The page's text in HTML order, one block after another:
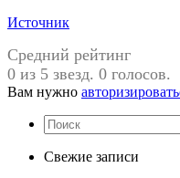
Источник
Средний рейтинг
0 из 5 звезд. 0 голосов.
Вам нужно
Свежие записи